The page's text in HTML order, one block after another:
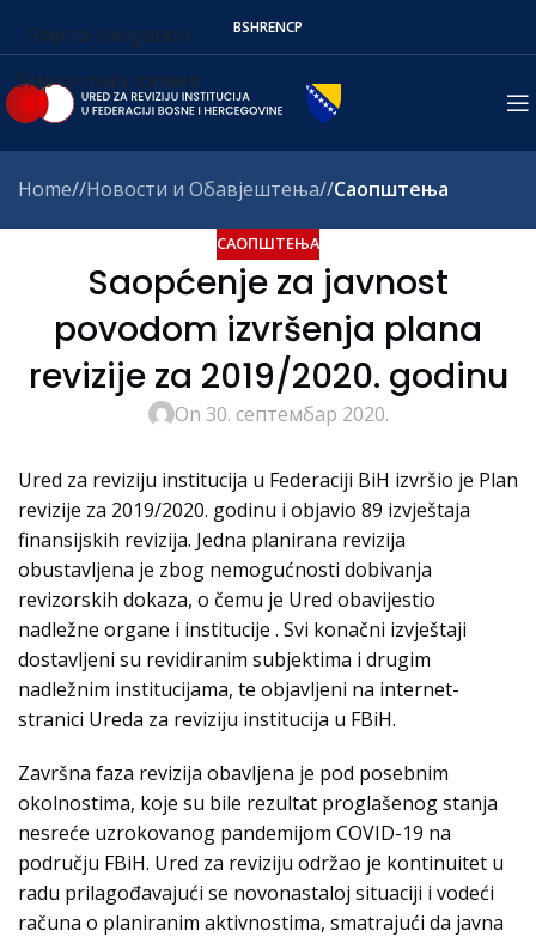
Skip to navigation
Skip to main content
BSHRENСР
Home/ Новости и Обавјештења/ Саопштења
САОПШТЕЊА
Saopćenje za javnost
povodom izvršenja plana
revizije za 2019/2020. godinu
On 30. септембар 2020.
Ured za reviziju institucija u Federaciji BiH izvršio je Plan
revizije za 2019/2020. godinu i objavio 89 izvještaja
finansijskih revizija. Jedna planirana revizija
obustavljena je zbog nemogućnosti dobivanja
revizorskih dokaza, o čemu je Ured obavijestio
nadležne organe i institucije . Svi konačni izvještaji
dostavljeni su revidiranim subjektima i drugim
nadležnim institucijama, te objavljeni na internet-
stranici Ureda za reviziju institucija u FBiH.
Završna faza revizija obavljena je pod posebnim
okolnostima, koje su bile rezultat proglašenog stanja
nesreće uzrokovanog pandemijom COVID-19 na
području FBiH. Ured za reviziju održao je kontinuitet u
radu prilagođavajući se novonastaloj situaciji i vodeći
računa o planiranim aktivnostima, smatrajući da javna